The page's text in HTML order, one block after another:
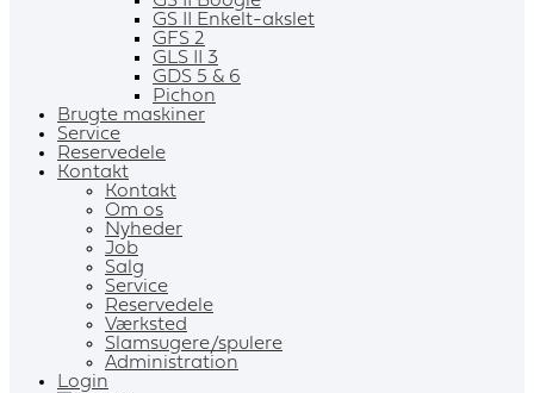
GS II Enkelt-akslet
GFS 2
GLS II 3
GDS 5 & 6
Pichon
Brugte maskiner
Service
Reservedele
Kontakt
Kontakt
Om os
Nyheder
Job
Salg
Service
Reservedele
Værksted
Slamsugere/spulere
Administration
Login